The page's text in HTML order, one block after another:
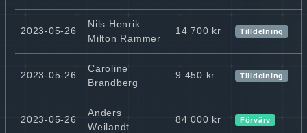
2023-05-26
Nils Henrik
Milton Rammer
14 700 kr Tilldelning
2023-05-26
Caroline
Brandberg
9 450 kr Tilldelning
2023-05-26
Anders
Weilandt
84 000 kr Förvärv